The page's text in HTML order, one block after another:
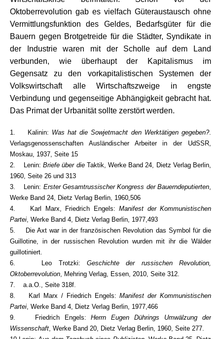
Oktoberrevolution gab es vielfach Güteraustausch ohne
Vermittlungsfunktion des Geldes, Bedarfsgüter für die
Bauern gegen Brotgetreide für die Städter, Syndikate in
der Industrie waren mit der Scholle auf dem Land
verbunden, wie überhaupt der Kapitalismus im
Gegensatz zu den vorkapitalistischen Systemen der
Volkswirtschaft alle Wirtschaftszweige in engste
Verbindung und gegenseitige Abhängigkeit gebracht hat.
Das Primat der Urbanität sollte zerstört werden.
1. Kalinin: Was hat die Sowjetmacht den Werktätigen gegeben?.
Verlagsgenossenschaften Ausländischer Arbeiter in der UdSSR,
Moskau, 1937, Seite 15
2. Lenin:Briefe über dieTaktik, Werke Band 24, Dietz Verlag Berlin,
1960, Seite 26 und 313
3. Lenin: Erster Gesamtrussischer Kongress der Bauerndeputierten,
Werke Band 24, Dietz Verlag Berlin, 1960,506
4. Karl Marx, Friedrich Engels: Manifest der Kommunistischen
Partei, Werke Band 4, Dietz Verlag Berlin, 1977,493
5. Die Axt war in der französischen Revolution das Symbol für die
Guillotine, in der russischen Revolution wurden mit ihr die Wälder
guillotiniert.
6. Leo Trotzki: Geschichte der russischen Revolution,
Oktoberrevolution, Mehring Verlag, Essen, 2010, Seite 312.
7. a.a.O., Seite 318f.
8. Karl Marx / Friedrich Engels:Manifest der Kommunistischen
Partei, Werke Band 4, Dietz Verlag Berlin, 1977,466
9. Friedrich Engels:Herrn Eugen Dührings Umwälzung der
Wissenschaft, Werke Band 20, Dietz Verlag Berlin, 1960, Seite 277.